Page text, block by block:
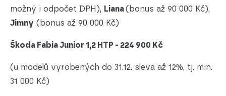
možný i odpočet DPH), Liana(bonus až 90 000 Kč),
Jimny (bonus až 90 000 Kč)
Škoda Fabia Junior 1,2 HTP - 224 900 Kč
(u modelů vyrobených do 31.12. sleva až 12%, tj. min.
31 000 Kč)